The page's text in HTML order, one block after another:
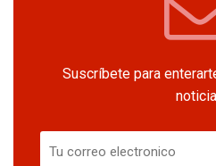
Suscríbete para